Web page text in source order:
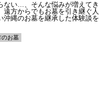
ない…、そんな悩みが増えてき
遠方からでもお墓を引き継ぐ人
沖縄のお墓を継承した体験談を
のお墓